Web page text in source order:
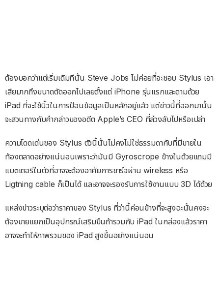
ต้องบอกว่าแต่เริ่มเดิมทีนั้น Steve Jobs ไม่ค่อยที่จะชอบ Stylus เอา
เสียมากถึงขนาดตัดออกไปเลยตั้งแต่ iPhone รุ่นแรกและตามด้วย
iPad ที่จะใช้นิ้วในการป้อนข้อมูลเป็นหลักอยู่แล้ว แต่ข่าวนี้ที่ออกมานั้น
จะสวนทางกับคำกล่าวของอดีต Apple’s CEO ที่ล่วงลับไปหรือเปล่า
ความโดดเด่นของ Stylus ตัวนี้นั้นไม่คงไม่ใช่ธรรมดากับที่มีขายใน
ท้องตลาดอย่างแน่นอนเพราะว่ามันมี Gyroscrope ข้างในด้วยแถมมี
แบตเตอรีในตัวที่อาจจะต้องอาศัยการชาร์จผ่าน wireless หรือ
Ligtning cable ก็เป็นได้ และอาจจะรองรับการใช้งานแบบ 3D ได้ด้วย
แหล่งข่าวระบุต่อว่าราคาของ Stylus ที่ว่านี้ค่อนข้างที่จะสูงฉะนั้นคงจะ
ต้องขายแยกเป็นอุปกรณ์เสริมขืนถ้ารวมกับ iPad ในกล่องแล้วราคา
อาจจะทำให้ภาพรวมของ iPad สูงขึ้นอย่างแน่นอน